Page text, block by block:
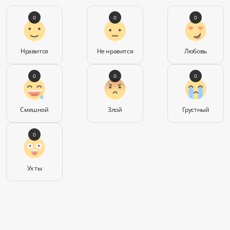
Нравится
0
Не нравится
0
Любовь
0
Смешной
0
Злой
0
Грустный
0
Ух ты
0